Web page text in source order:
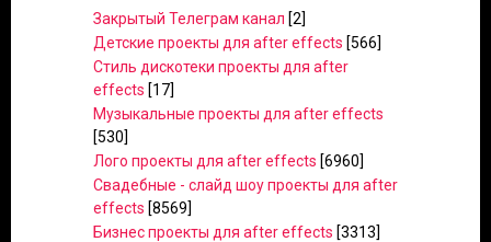
Закрытый Телеграм канал [2]
Детские проекты для after effects [566]
Стиль дискотеки проекты для after
effects [17]
Музыкальные проекты для after effects
[530]
Лого проекты для after effects [6960]
Свадебные - слайд шоу проекты для after
effects [8569]
Бизнес проекты для after effects [3313]